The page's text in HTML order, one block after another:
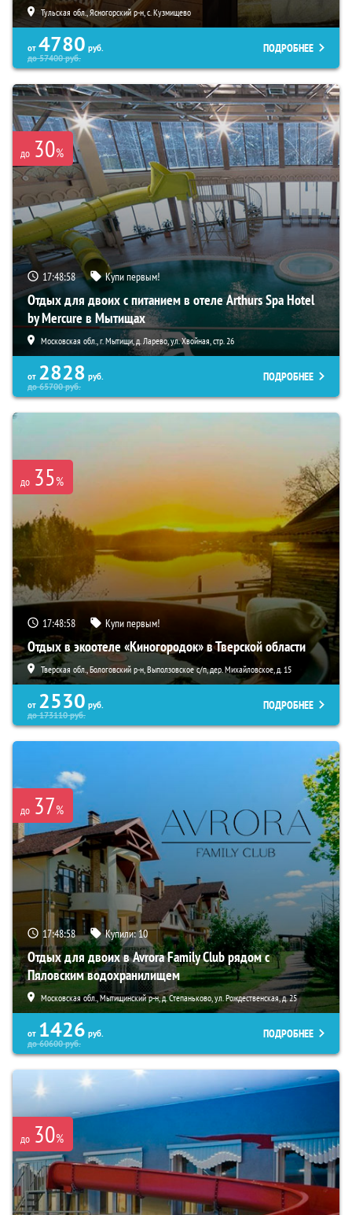
Тульская обл., Ясногорский р-н, с. Кузмищево
от 4780 руб.
до57400руб.
ПОДРОБНЕЕ
до 30%
17:48:57 Купи первым!
Отдых для двоих с питанием в отеле Arthurs Spa Hotel
by Mercure в Мытищах
Московская обл., г. Мытищи, д. Ларево, ул. Хвойная, стр. 26
от 2828 руб.
до65700руб.
ПОДРОБНЕЕ
до 35%
17:48:57 Купи первым!
Отдых в экоотеле «Киногородок» в Тверской области
Тверская обл., Бологовский р-н, Выползовское с/п, дер. Михайловское, д. 15
от 2530 руб.
до173110руб.
ПОДРОБНЕЕ
до 37%
17:48:57 Купили:10
Отдых для двоих в Avrora Family Club рядом с
Пяловским водохранилищем
Московская обл., Мытищинский р-н, д. Степаньково, ул. Рождественская, д. 25
от 1426 руб.
до60600руб.
ПОДРОБНЕЕ
до 30%